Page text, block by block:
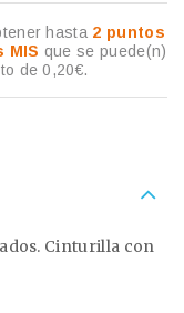
hasta 2 puntos
MIS que se puede(n)
de0,20€.
Cinturilla con